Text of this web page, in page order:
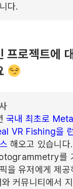
다.
프로젝트에
국내 최초로
VR Fishing을
해오고 있습니
를
을 유저에게 제공
커뮤니티에서